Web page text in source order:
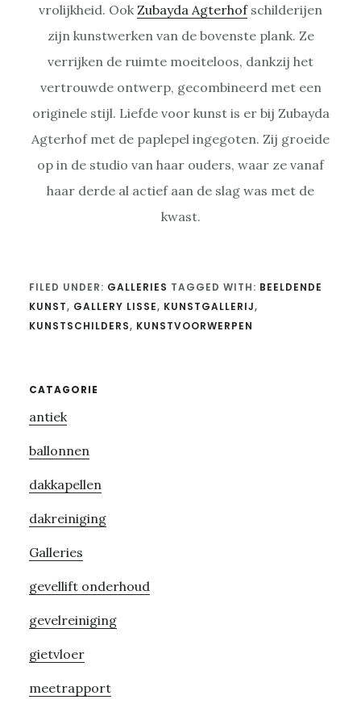
vrolijkheid. Ook Zubayda Agterhofschilderijen
zijn kunstwerken van de bovenste plank. Ze
verrijken de ruimte moeiteloos, dankzij het
vertrouwde ontwerp, gecombineerd met een
originele stijl. Liefde voor kunst is er bij Zubayda
Agterhof met de paplepel ingegoten. Zij groeide
op in de studio van haar ouders, waar ze vanaf
haar derde al actief aan de slag was met de
kwast.
FILED UNDER: GALLERIES TAGGED WITH: BEELDENDE
KUNST, GALLERY LISSE, KUNSTGALLERIJ,
KUNSTSCHILDERS, KUNSTVOORWERPEN
Primary
Sidebar
CATAGORIE
antiek
ballonnen
dakkapellen
dakreiniging
Galleries
gevellift onderhoud
gevelreiniging
gietvloer
meetrapport